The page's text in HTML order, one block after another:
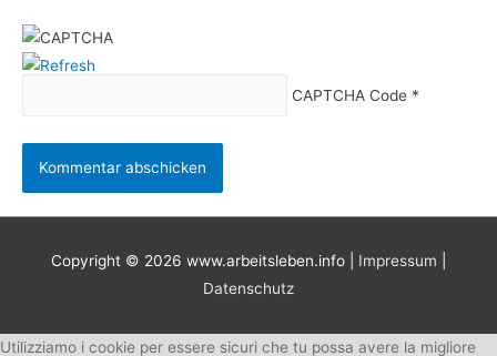
CAPTCHA Code*
Copyright © 2026 www.arbeitsleben.info Impressum
Datenschutz
Utilizziamo i cookie per essere sicuri che tu possa avere la migliore